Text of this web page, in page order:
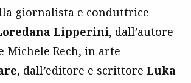
giornalista e conduttrice
Lipperini, dall’autore
Michele Rech, in arte
, dall’editore e scrittore Luka